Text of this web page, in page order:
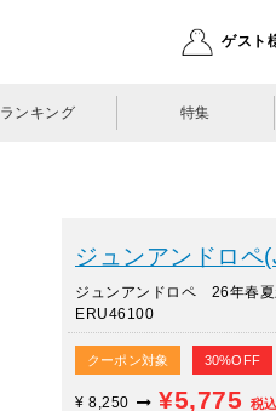
ゲスト
ランキング 特集
ジュンアンドロペ
ジュンアンドロペ 26年春
ERU46100
クーポン対象 30%OFF
¥ 8,250 ¥5,775
税込